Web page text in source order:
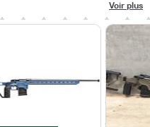
Voir plus